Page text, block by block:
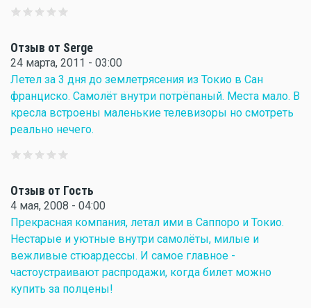
Отзыв от Serge
24 марта, 2011 - 03:00
Летел за 3 дня до землетрясения из Токио в Сан
франциско. Самолёт внутри потрёпаный. Места мало. В
кресла встроены маленькие телевизоры но смотреть
реально нечего.
Отзыв от Гость
4 мая, 2008 - 04:00
Прекрасная компания, летал ими в Саппоро и Токио.
Нестарые и уютные внутри самолёты, милые и
вежливые стюардессы. И самое главное -
частоустраивают распродажи, когда билет можно
купить за полцены!